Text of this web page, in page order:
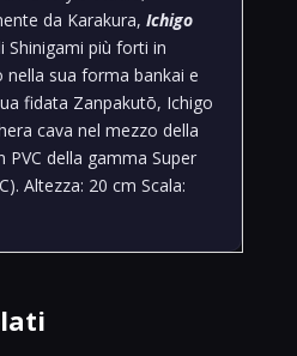
da Karakura, Ichigo
Shinigami più forti in
nella sua forma bankai e
fidata Zanpakutō, Ichigo
cava nel mezzo della
della gamma Super
Altezza: 20 cm Scala: